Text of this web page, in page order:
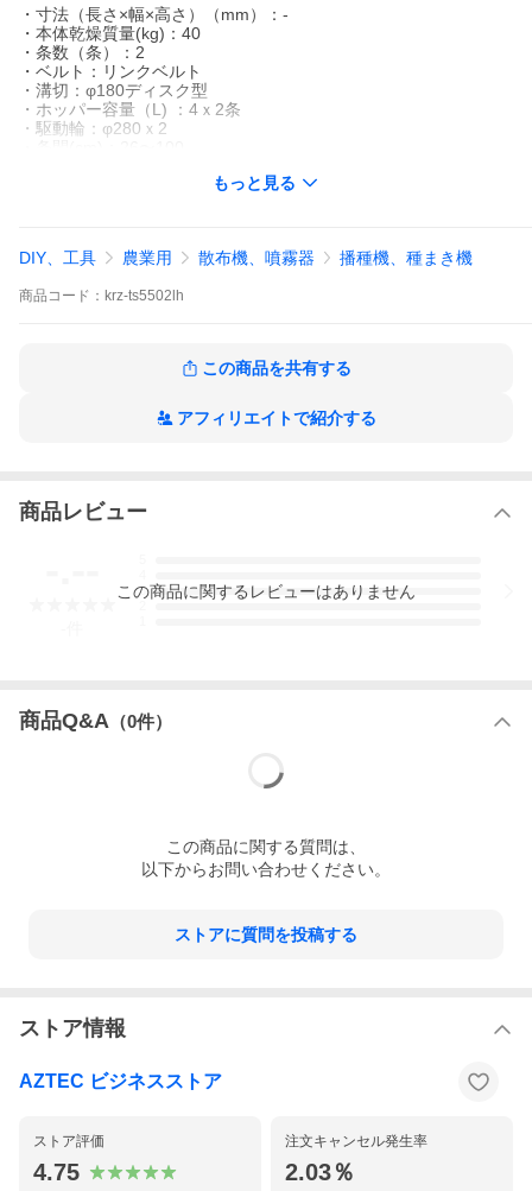
・寸法（長さ×幅×高さ）（mm）：-
・本体乾燥質量(kg)：40
・条数（条）：2
・ベルト：リンクベルト
・溝切：φ180ディスク型
・ホッパー容量（L) ：4ｘ2条
・駆動輪：φ280ｘ2
＜＜リンクベルトに関して＞＞
※北海道・沖縄・離島は別途中継料がかかります。
がございます。お急ぎの場合は在庫確認等お問い合わせくださ
もっと見る
DIY、工具 農業用 散布機、噴霧器 播種機、種まき機
商品 コード： krz-ts5502lh
この商品を共有する
アフィリエイトで紹介する
商品レビュー
3
この商品に関するレビューはありません
商品Q&A （0件）
この商品に関する質問は、
以下からお問い合わせください。
ストアに質問を投稿する
ストア情報
AZTEC ビジネスストア
ストア評価
4.75
注文キャンセル発生率
2.03％